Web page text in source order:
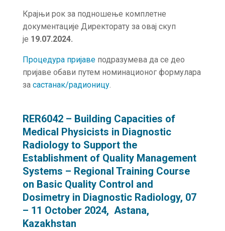
Крајњи рок за подношење комплетне
документације Директорату за овај скуп
је 19.07.2024.
Процедура пријавеподразумева да се део
пријаве обави путем номинационог формулара
за састанак/радионицу.
RER6042 – Building Capacities of
Medical Physicists in Diagnostic
Radiology to Support the
Establishment of Quality Management
Systems – Regional Training Course
on Basic Quality Control and
Dosimetry in Diagnostic Radiology, 07
– 11 October 2024, Astana,
Kazakhstan